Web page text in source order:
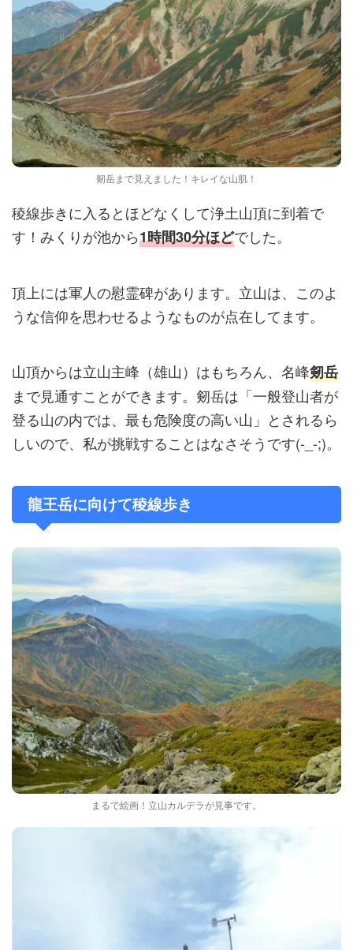
剱岳まで見えました！キレイな山肌！
稜線歩きに入るとほどなくして浄土山頂に到着で
す！みくりが池から1時間30分ほどでした。
頂上には軍人の慰霊碑があります。立山は、このよ
うな信仰を思わせるようなものが点在してます。
山頂からは立山主峰（雄山）はもちろん、名峰剱岳
まで見通すことができます。剱岳は「一般登山者が
登る山の内では、最も危険度の高い山」とされるら
しいので、私が挑戦することはなさそうです(-_-;)。
龍王岳に向けて稜線歩き
まるで絵画！立山カルデラが見事です。